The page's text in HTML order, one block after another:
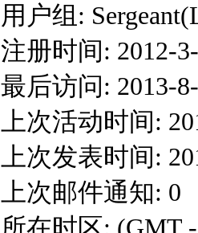
用户组:
注册时间: 2012-
最后访问: 2013-
上次活动时间:
上次发表时间:
上次邮件通知: 0